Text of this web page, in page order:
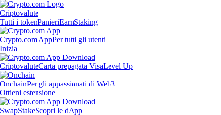
Criptovalute
Tutti i tokenPanieriEarnStaking
Crypto.com AppPer tutti gli utenti
Inizia
CriptovaluteCarta prepagata VisaLevel Up
OnchainPer gli appassionati di Web3
Ottieni estensione
SwapStakeScopri le dApp